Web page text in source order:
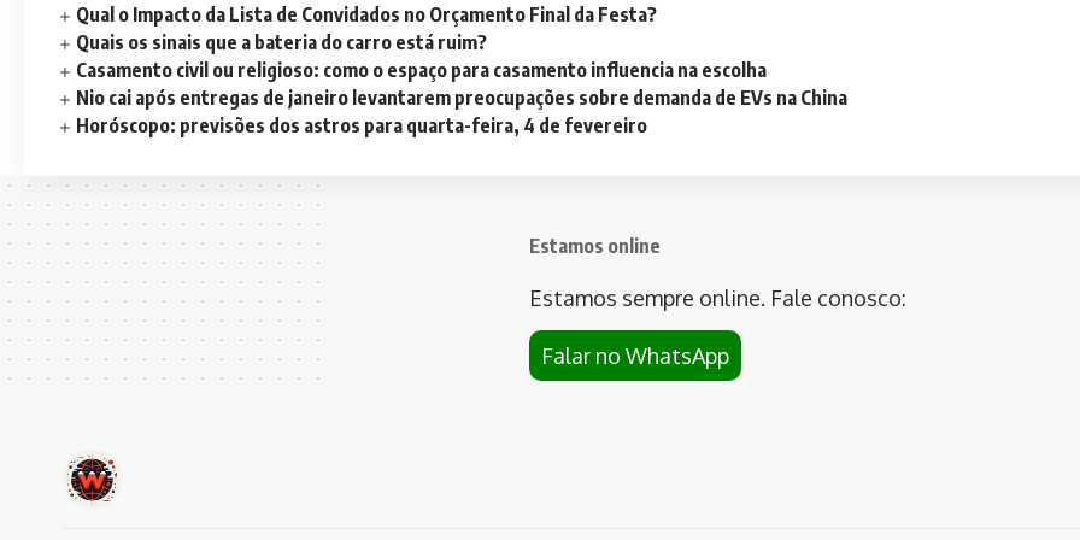
Qual o Impacto da Lista de Convidados no Orçamento Final da Festa?
Quais os sinais que a bateria do carro está ruim?
Casamento civil ou religioso: como o espaço para casamento influencia na escolha
Nio cai após entregas de janeiro levantarem preocupações sobre demanda de EVs na China
Horóscopo: previsões dos astros para quarta-feira, 4 de fevereiro
Estamos online
Estamos sempre online. Fale conosco:
Falar no WhatsApp